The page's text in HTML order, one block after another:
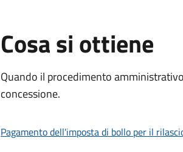
Cosa si ottiene
Quando il procedimento
concessione.
Pagamento dell'imposta di bollo per il